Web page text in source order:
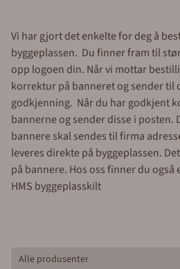
Vi har gjort det enkelte for deg å
byggeplassen. Du finner fram til
opp logoen din. Når vi mottar
korrektur på banneret og sender til
godkjenning. Når du har godkjent
bannerne og sender disse i posten.
bannere skal sendes til firma
leveres direkte på byggeplassen.
på bannere. Hos oss finner du
HMS byggeplasskilt